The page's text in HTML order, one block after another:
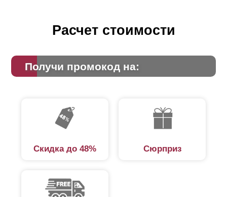
Расчет стоимости
Получи промокод на:
Скидка до 48% Сюрприз